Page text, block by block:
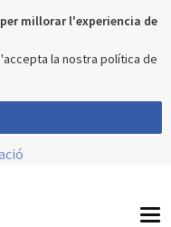
millorar l'experiencia de
la nostra política de